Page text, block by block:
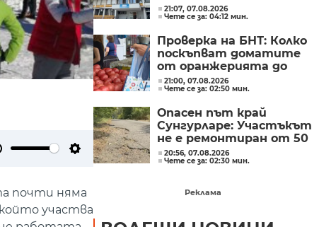
Settings
почти няма
участва
афера с участието на
бившия директор на
"ВиК - Бургас"
21:07, 07.08.2026
Чете се за: 04:12 мин.
Проверка на БНТ: Колко
поскъпват доматите
от оранжерията до
магазина?
21:00, 07.08.2026
Чете се за: 02:50 мин.
Опасен път край
Сунгурларе: Участъкът
не е ремонтиран от 50
години
20:56, 07.08.2026
Чете се за: 02:30 мин.
Реклама